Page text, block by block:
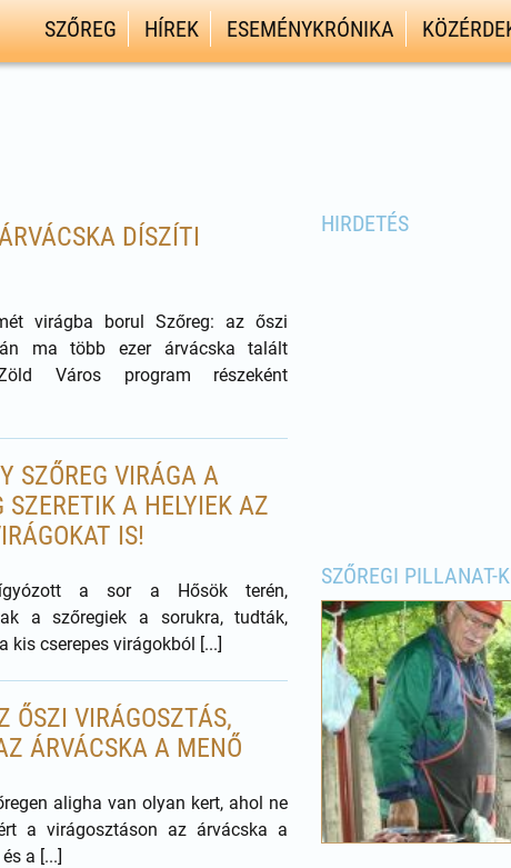
SZŐREG HÍREK ESEMÉNYKRÓNIKA
DÍSZÍTI
virágba borul Szőreg: az őszi
ma több ezer árvácska talált
Város program részeként
SZŐREG VIRÁGA A
SZERETIK A HELYIEK AZ
IS!
a sor a Hősök terén,
a szőregiek a sorukra, tudták,
kis cserepes virágokból [...]
ŐSZI VIRÁGOSZTÁS,
ÁRVÁCSKA A MENŐ
aligha van olyan kert, ahol ne
a virágosztáson az árvácska a
a [...]
HIRDETÉS
SZŐREGI PILLANAT-